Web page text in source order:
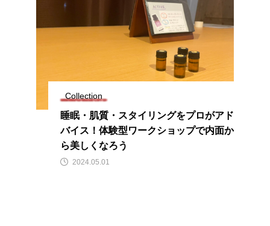
Collection
睡眠・肌質・スタイリングをプロがアド
バイス！体験型ワークショップで内面か
ら美しくなろう
2024.05.01